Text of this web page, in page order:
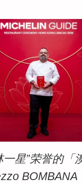
星”荣誉的「
BOMBANA